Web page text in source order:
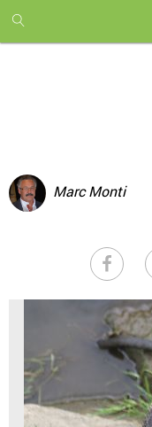
month
free
Marc Monti